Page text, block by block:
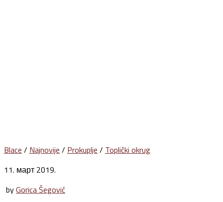
Blace / Najnovije / Prokuplje / Toplički okrug
11. март 2019.
byGorica Šegović